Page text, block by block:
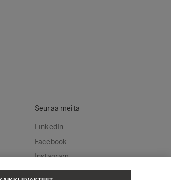
Seuraa meitä
LinkedIn
Facebook
Instagram